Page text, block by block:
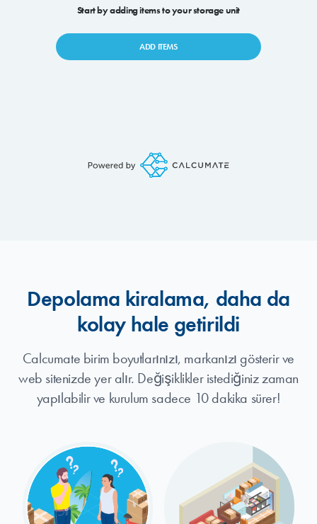
Start by adding items to your storage unit
ADD ITEMS
Depolama kiralama, daha da
kolay hale getirildi
Calcumate birim boyutlarınızı, markanızı gösterir ve
web sitenizde yer alır. Değişiklikler istediğiniz zaman
yapılabilir ve kurulum sadece 10 dakika sürer!